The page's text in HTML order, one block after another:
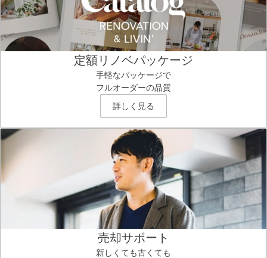
定額リノベパッケージ
手軽なパッケージで
フルオーダーの品質
詳しく見る
売却サポート
新しくても古くても